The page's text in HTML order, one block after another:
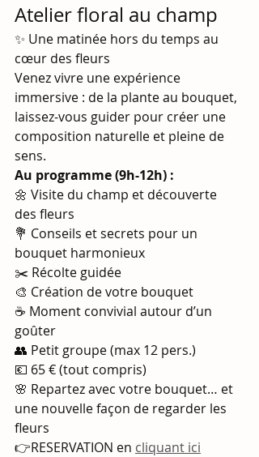
Atelier floral au champ
✨ Une matinée hors du temps au
cœur des fleurs
Venez vivre une expérience
immersive : de la plante au bouquet,
laissez-vous guider pour créer une
composition naturelle et pleine de
sens.
Au programme (9h-12h) :
🌼 Visite du champ et découverte
des fleurs
💐 Conseils et secrets pour un
bouquet harmonieux
✂️ Récolte guidée
🎨 Création de votre bouquet
☕ Moment convivial autour d’un
goûter
👥 Petit groupe (max 12 pers.)
💶 65 € (tout compris)
🌸 Repartez avec votre bouquet… et
une nouvelle façon de regarder les
fleurs
👉RESERVATION en cliquant ici